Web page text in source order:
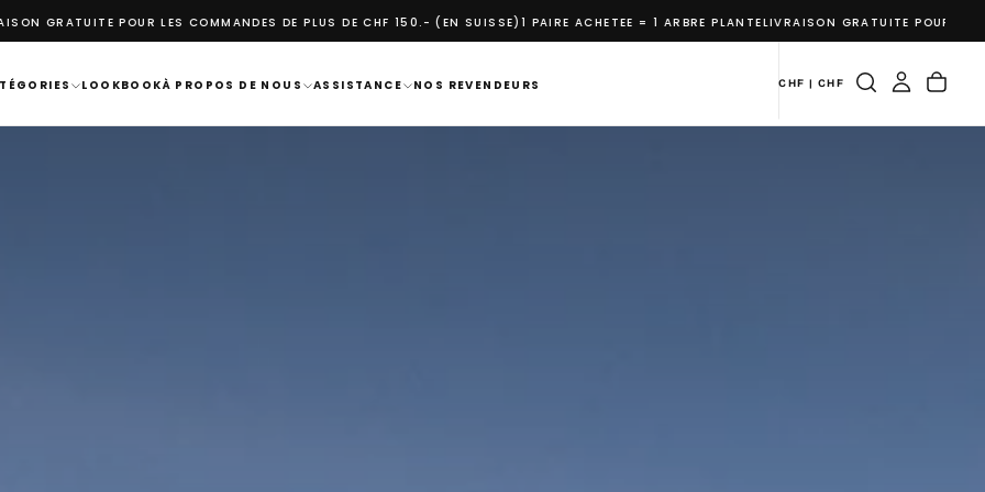
DE PLUS DE CHF 150.- (EN SUISSE)1 PAIRE ACHETEE = 1 ARBRE PLANTE LIVRAISON GRATUITE POUR LES COMMANDES DE PLUS DE
LOOKBOOKÀ PROPOS DE NOUS ASSISTANCE NOS REVENDEURS CHF | CHF